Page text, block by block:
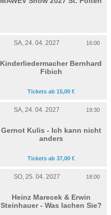
SA, 24. 04. 2027 16:00
Kinderliedermacher Bernhard
Fibich
Tickets ab 15,00 €
SA, 24. 04. 2027 19:30
Gernot Kulis - Ich kann nicht
anders
Tickets ab 37,00 €
SO, 25. 04. 2027 18:00
Heinz Marecek & Erwin
Steinhauer - Was lachen Sie?